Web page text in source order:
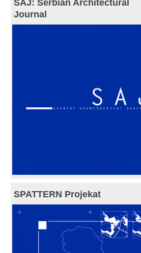
SAJ: Serbian Architectural
Journal
SPATTERN Projekat